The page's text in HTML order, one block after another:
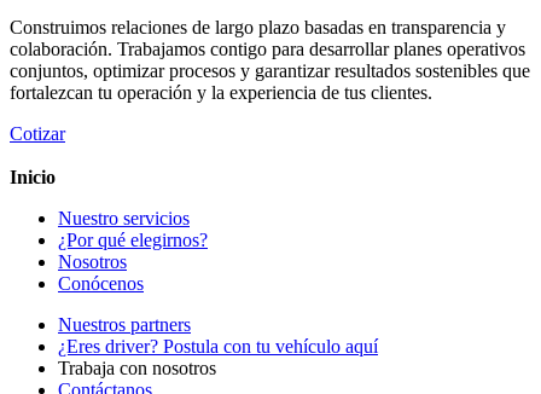
Construimos relaciones de largo plazo basadas en transparencia y
colaboración. Trabajamos contigo para desarrollar planes operativos
conjuntos, optimizar procesos y garantizar resultados sostenibles que
fortalezcan tu operación y la experiencia de tus clientes.
Cotizar
Inicio
Nuestro servicios
¿Por qué elegirnos?
Nosotros
Conócenos
Nuestros partners
¿Eres driver? Postula con tu vehículo aquí
Trabaja con nosotros
Contáctanos